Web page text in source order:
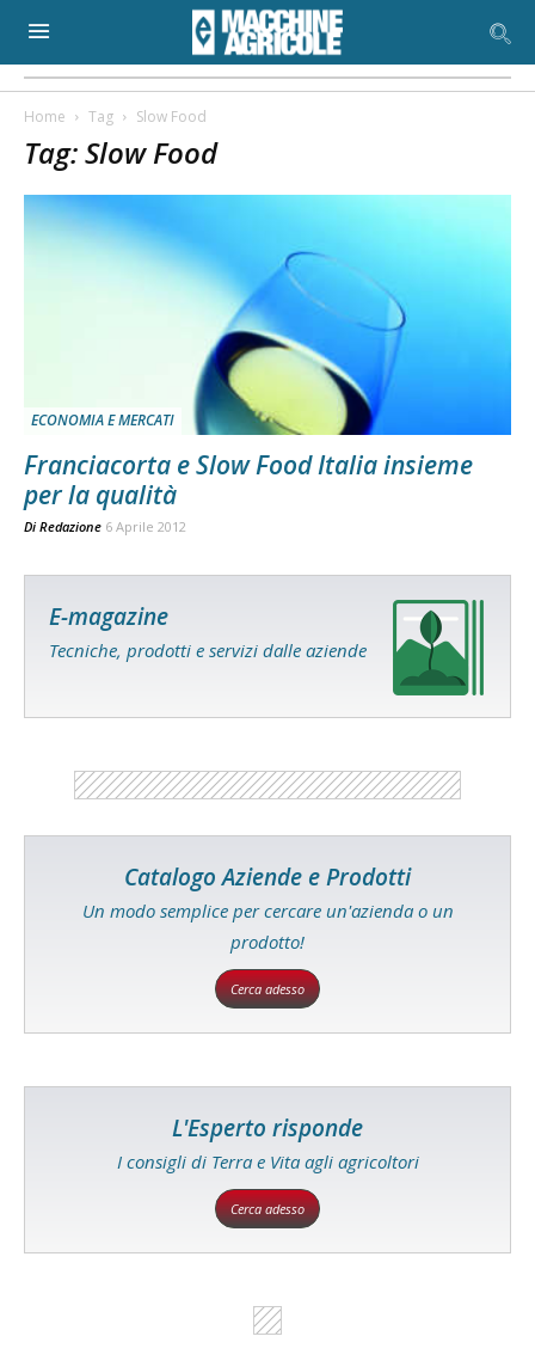
Home Tag Slow Food
Tag: Slow Food
ECONOMIA E MERCATI
Franciacorta e Slow Food Italia insieme
per la qualità
Di Redazione 6 Aprile 2012
E-magazine
Tecniche, prodotti e servizi dalle aziende
Catalogo Aziende e Prodotti
Un modo semplice per cercare un'azienda o un
prodotto!
Cerca adesso
L'Esperto risponde
I consigli di Terra e Vita agli agricoltori
Cerca adesso